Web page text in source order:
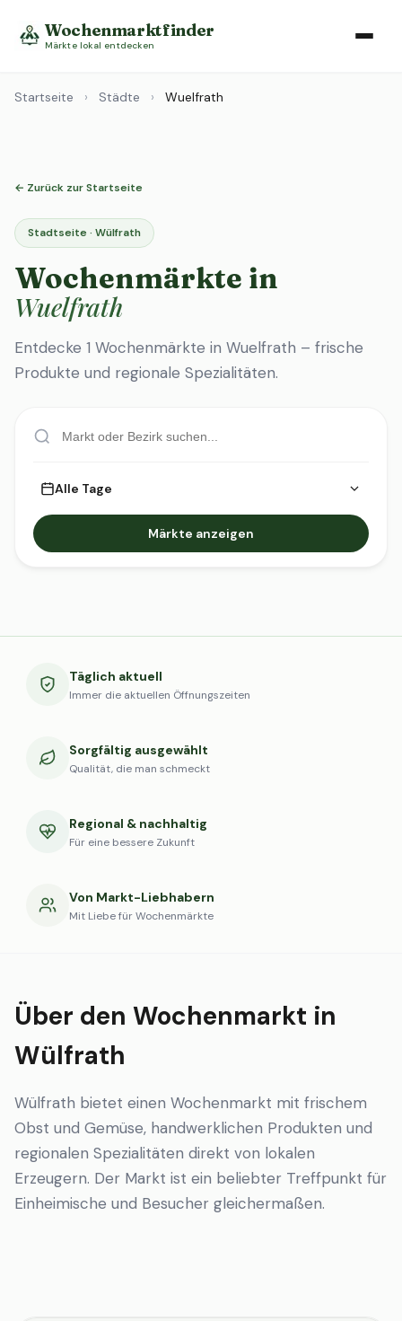
Wochenmarktfinder
Märkte lokal entdecken
Startseite › Städte › Wuelfrath
← Zurück zur Startseite
Stadtseite · Wülfrath
Wochenmärkte in
Wuelfrath
Entdecke 1 Wochenmärkte in Wuelfrath – frische
Produkte und regionale Spezialitäten.
Alle Tage
Märkte anzeigen
Täglich aktuell
Immer die aktuellen Öffnungszeiten
Sorgfältig ausgewählt
Qualität, die man schmeckt
Regional & nachhaltig
Für eine bessere Zukunft
Von Markt-Liebhabern
Mit Liebe für Wochenmärkte
Über den Wochenmarkt in
Wülfrath
Wülfrath bietet einen Wochenmarkt mit frischem
Obst und Gemüse, handwerklichen Produkten und
regionalen Spezialitäten direkt von lokalen
Erzeugern. Der Markt ist ein beliebter Treffpunkt für
Einheimische und Besucher gleichermaßen.